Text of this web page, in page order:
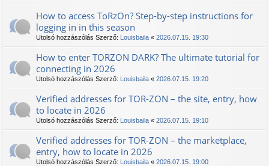
How to access TоRzOn? Step-by-step instructions for
logging in in this season
Utolsó hozzászólás Szerző: Louisbaila « 2026.07.15. 19:30
How to enter TORZON DARK? The ultimate tutorial for
connecting in 2026
Utolsó hozzászólás Szerző: Louisbaila « 2026.07.15. 19:20
Verified addresses for TOR-ZON – the site, entry, how
to locate in 2026
Utolsó hozzászólás Szerző: Louisbaila « 2026.07.15. 19:10
Verified addresses for TOR-ZON – the marketplace,
entry, how to locate in 2026
Utolsó hozzászólás Szerző: Louisbaila « 2026.07.15. 19:00